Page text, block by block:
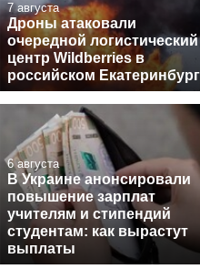
7 августа
Дроны атаковали
очередной логистический
центр Wildberries в
российском
6 августа
В Украине анонсировали
повышение зарплат
учителям и стипендий
студентам: как вырастут
выплаты